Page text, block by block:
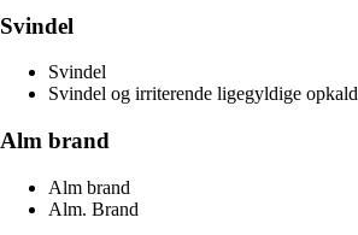
Svindel
Svindel
Svindel og irriterende ligegyldige opkald
Alm brand
Alm brand
Alm. Brand